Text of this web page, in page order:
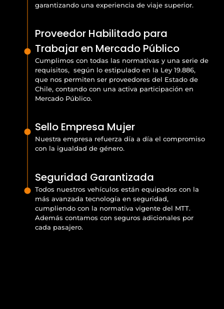
garantizando una experiencia de viaje superior.
Proveedor Habilitado para
Trabajar en Mercado Público
Cumplimos con todas las normativas y una serie de
requisitos, según lo estipulado en la Ley 19.886,
que nos permiten ser proveedores del Estado de
Chile, contando con una activa participación en
Mercado Público.
Sello Empresa Mujer
Nuestra empresa refuerza día a día el compromiso
con la igualdad de género.
Seguridad Garantizada
Todos nuestros vehículos están equipados con la
más avanzada tecnología en seguridad,
cumpliendo con la normativa vigente del MTT.
Además contamos con seguros adicionales por
cada pasajero.